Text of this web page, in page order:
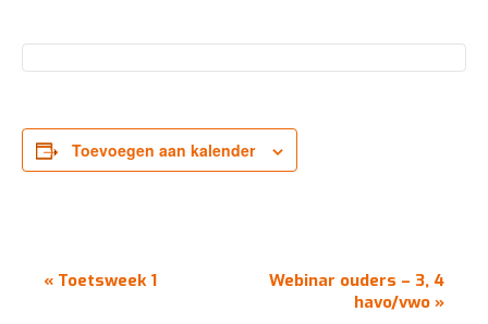
Toevoegen aan kalender
EVENEMENT
« Toetsweek 1
Webinar ouders – 3, 4
havo/vwo »